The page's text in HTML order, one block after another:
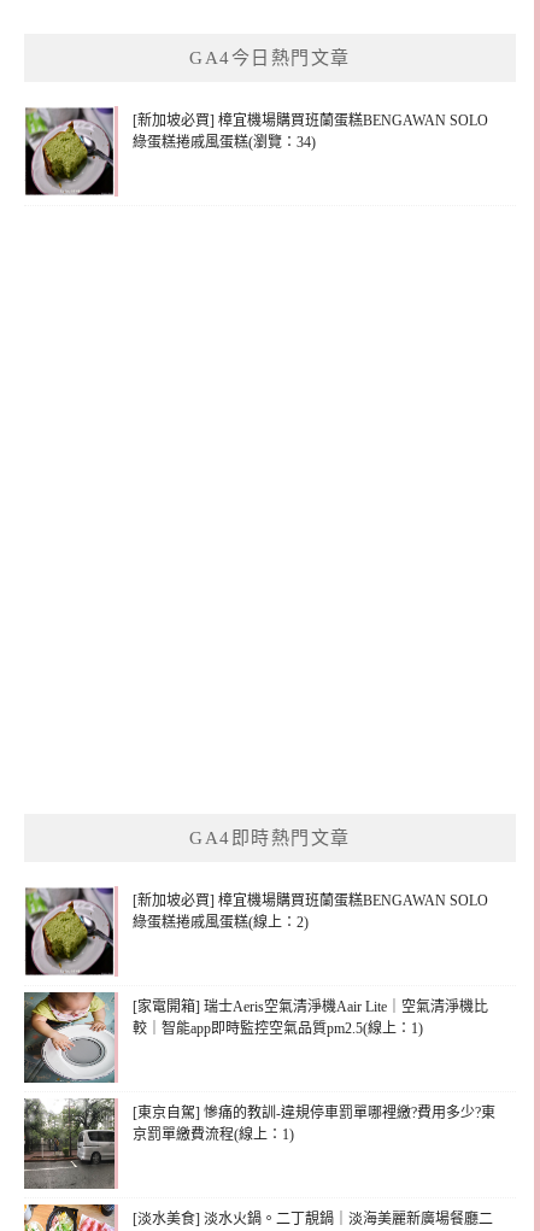
GA4今日熱門文章
[新加坡必買] 樟宜機場購買班蘭蛋糕BENGAWAN SOLO
綠蛋糕捲戚風蛋糕(瀏覽：34)
GA4即時熱門文章
[新加坡必買] 樟宜機場購買班蘭蛋糕BENGAWAN SOLO
綠蛋糕捲戚風蛋糕(線上：2)
[家電開箱] 瑞士Aeris空氣清淨機Aair Lite｜空氣清淨機比
較｜智能app即時監控空氣品質pm2.5(線上：1)
[東京自駕] 慘痛的教訓-違規停車罰單哪裡繳?費用多少?東
京罰單繳費流程(線上：1)
[淡水美食] 淡水火鍋。二丁靚鍋｜淡海美麗新廣場餐廳二